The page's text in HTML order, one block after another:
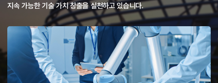
지속 가능한 기술 가치 창출을 실천하고 있습니다.